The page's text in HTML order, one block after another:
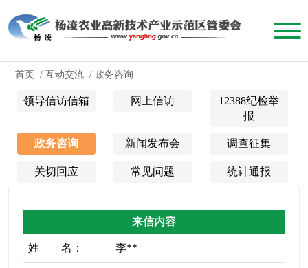
首页 / 互动交流 / 政务咨询
领导信访信箱 网上信访
12388纪检举
报
政务咨询 新闻发布会 调查征集
关切回应 常见问题 统计通报
来信内容
姓 名： 李**